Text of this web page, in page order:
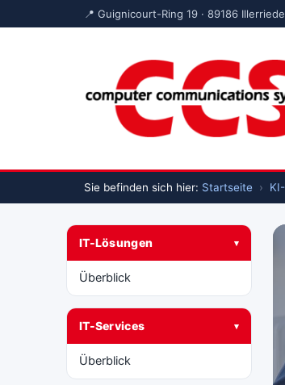
📍 Guignicourt-Ring 19 · 89186
Sie befinden sich hier: Startseite ›
IT-Lösungen ▾
Überblick
IT-Services ▾
Überblick